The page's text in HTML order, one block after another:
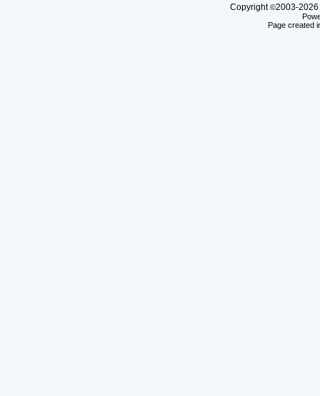
Copyright©2003-2026
Page created